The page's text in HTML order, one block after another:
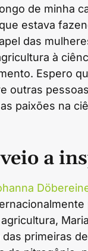
de minha
estava
das
à
Espero
outras
paixões na
a
das primeiras